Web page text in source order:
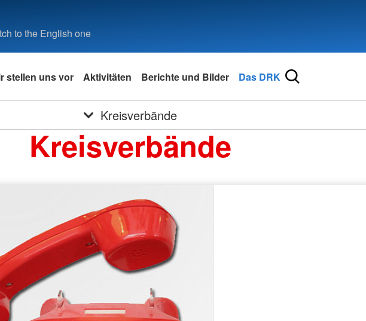
to the English one
stellen uns vor Aktivitäten Berichte und Bilder Das DRK
Kreisverbände
Kreisverbände